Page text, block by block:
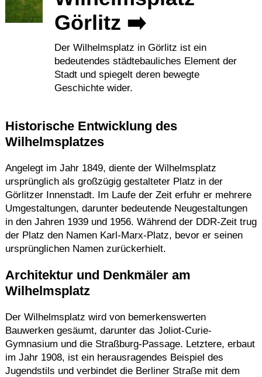
Termine
Görlitz ➡️
Der Wilhelmsplatz in Görlitz ist ein
bedeutendes städtebauliches Element der
Stadt und spiegelt deren bewegte
Geschichte wider.
Historische Entwicklung des
Wilhelmsplatzes
Angelegt im Jahr 1849, diente der Wilhelmsplatz
ursprünglich als großzügig gestalteter Platz in der
Görlitzer Innenstadt. Im Laufe der Zeit erfuhr er mehrere
Umgestaltungen, darunter bedeutende Neugestaltungen
in den Jahren 1939 und 1956. Während der DDR-Zeit trug
der Platz den Namen Karl-Marx-Platz, bevor er seinen
ursprünglichen Namen zurückerhielt.
Architektur und Denkmäler am
Wilhelmsplatz
Der Wilhelmsplatz wird von bemerkenswerten
Bauwerken gesäumt, darunter das Joliot-Curie-
Gymnasium und die Straßburg-Passage. Letztere, erbaut
im Jahr 1908, ist ein herausragendes Beispiel des
Jugendstils und verbindet die Berliner Straße mit dem